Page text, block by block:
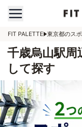
FIT PALETTE 東京都のス
千歳烏山駅
して探す